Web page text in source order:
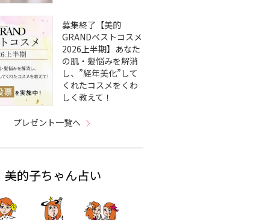
募集終了【美的
GRANDベストコスメ
2026上半期】あなた
の肌・髪悩みを解消
し、”経年美化”して
くれたコスメをくわ
しく教えて！
プレゼント一覧へ
美的子ちゃん占い